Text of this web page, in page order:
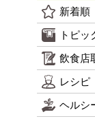
新着順
トピッ
飲食店
レシピ
ヘルシ